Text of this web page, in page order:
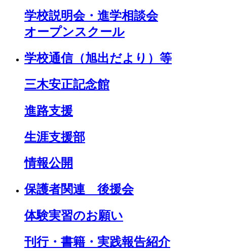
学校説明会・進学相談会
オープンスクール
学校通信（旭出だより）等
三木安正記念館
進路支援
生涯支援部
情報公開
保護者関連 後援会
体験実習のお願い
刊行・書籍・実践報告紹介